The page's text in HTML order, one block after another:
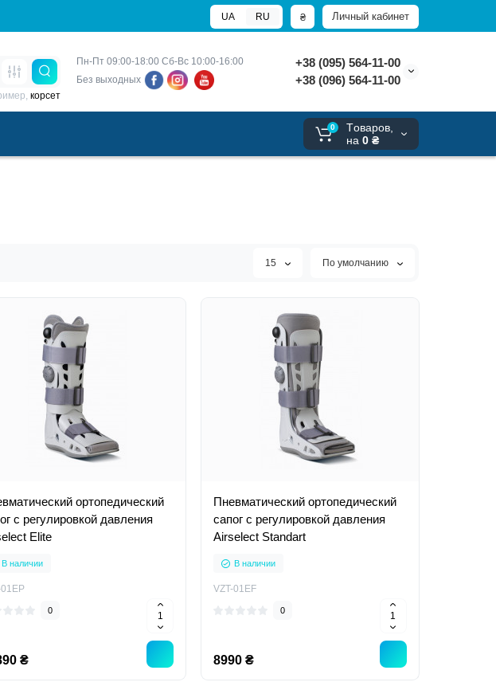
Личный кабинет
₴
UA RU
Пн-Пт 09:00-18:00 Сб-Вс 10:00-16:00
Без выходных
+38 (095) 564-11-00
+38 (096) 564-11-00
корсет
0
Tоваров,
на 0 ₴
15 По умолчанию
ортопедический
с регулировкой давления
Elite
В наличии
0
₴
Пневматический ортопедический
сапог с регулировкой давления
Airselect Standart
В наличии
VZT-01EF
0
8990 ₴